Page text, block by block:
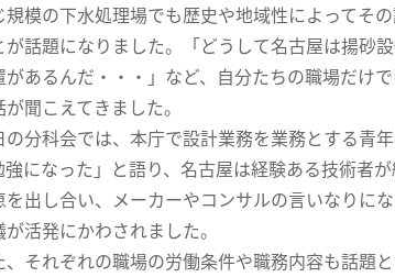
模の下水処理場でも歴史や地域性によってそ
が話題になりました。「どうして名古屋は揚砂
があるんだ・・・」など、自分たちの職場だけ
聞こえてきました。
分科会では、本庁で設計業務を業務とする青
強になった」と語り、名古屋は経験ある技術者
を出し合い、メーカーやコンサルの言いなりに
活発にかわされました。
それぞれの職場の労働条件や職務内容も話題